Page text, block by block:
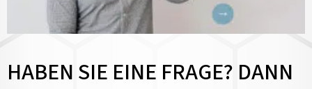
HABEN SIE EINE FRAGE? DANN